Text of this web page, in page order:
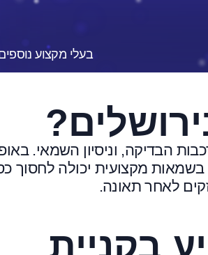
בעלי מקצוע
הבדיקה, וניסיון השמאי.
מקצועית יכולה לחסוך
לאחר תאונה.
בקניית